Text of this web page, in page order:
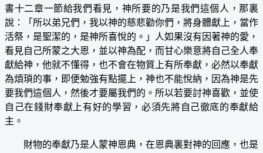
書十二章一節給我們看見，神所要的乃是我們這個人，那裏
說：「所以弟兄們，我以神的慈悲勸你們，將身體獻上，當作
活祭，是聖潔的，是神所喜悅的。」人如果沒有因著神的愛，
看見自己所蒙之大恩，並以神為配，而甘心樂意將自己全人奉
獻給神，他就不懂得，也不會在物質上有所奉獻，必然以奉獻
為煩瑣的事，即便勉強有點擺上，神也不能悅納，因為神是先
要我們這個人，然後才要屬我們的。所以若要討神喜歡，並使
自己在錢財奉獻上有好的學習，必須先將自己徹底的奉獻給
主。
財物的奉獻乃是人蒙神恩典，在恩典裏對神的回應，也是